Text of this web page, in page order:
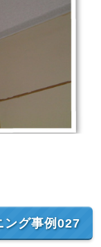
ング事例027